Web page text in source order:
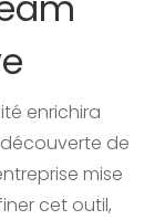
enrichira
de
mise
cet outil,